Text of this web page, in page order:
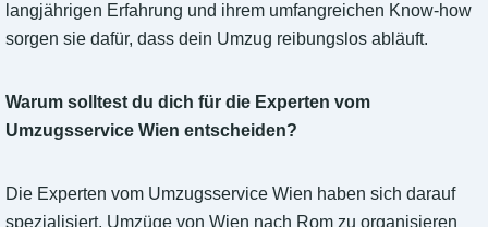
langjährigen Erfahrung und ihrem umfangreichen Know-how
sorgen sie dafür, dass dein Umzug reibungslos abläuft.
Warum solltest du dich für die Experten vom
Umzugsservice Wien entscheiden?
Die Experten vom Umzugsservice Wien haben sich darauf
spezialisiert, Umzüge von Wien nach Rom zu organisieren